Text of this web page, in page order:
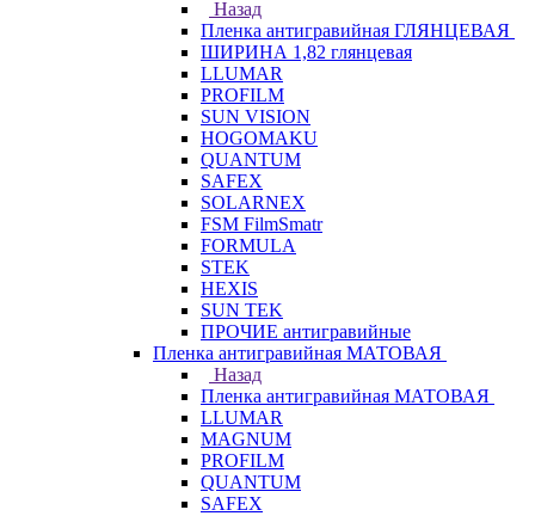
Назад
Пленка антигравийная ГЛЯНЦЕВАЯ
ШИРИНА 1,82 глянцевая
LLUMAR
PROFILM
SUN VISION
HOGOMAKU
QUANTUM
SAFEX
SOLARNEX
FSM FilmSmatr
FORMULA
STEK
HEXIS
SUN TEK
ПРОЧИЕ антигравийные
Пленка антигравийная МАТОВАЯ
Назад
Пленка антигравийная МАТОВАЯ
LLUMAR
MAGNUM
PROFILM
QUANTUM
SAFEX